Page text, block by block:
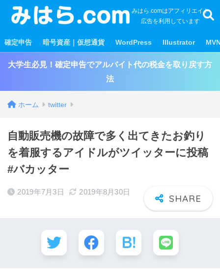
みはら.comはアフィリエイト
広告を利用しています
確定申告 暗号資産｜仮想通貨 WordPress Illustrator
大学生必見！確定申告でアルバイト代の税金を取り戻す方
法
ホーム twitter
自動販売機の故障で多く出てきたお釣り
を着服するアイドルがツイッターに投稿
#バカッター
2019年7月3日 2019年8月30日